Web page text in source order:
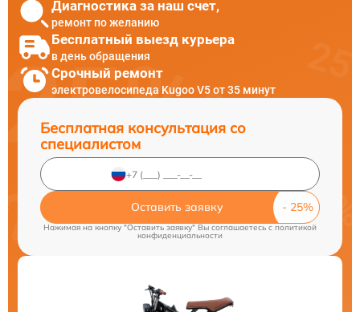
Диагностика за наш счет,
ремонт по желанию
Бесплатный выезд курьера
в день обращения
Срочный ремонт
электровелосипеда Kugoo V5 от 35 минут
Бесплатная консультация со
специалистом
Оставить заявку
Нажимая на кнопку "Оставить заявку" Вы соглашаетесь cполитикой
конфиденциальности